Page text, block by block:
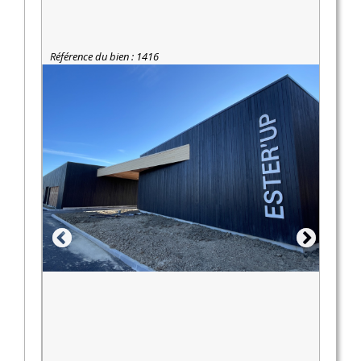
Référence du bien : 1416